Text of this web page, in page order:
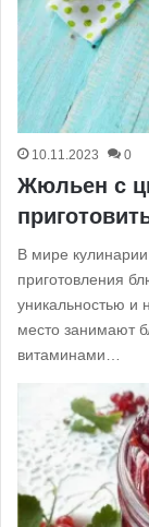
10.11.2023 0
Жюльен с
В мире
приготовления
уникальностью и
место занимают
витаминами…